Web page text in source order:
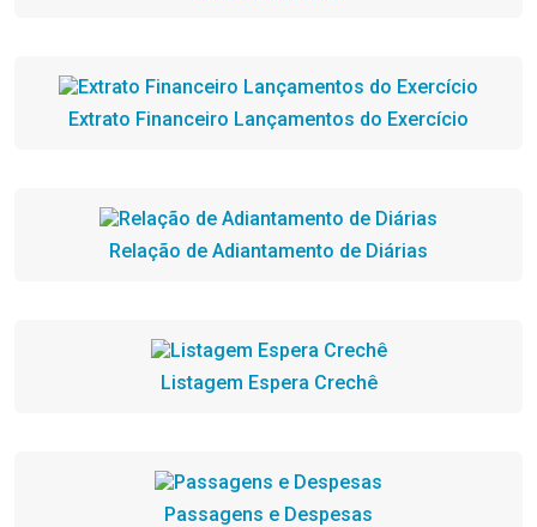
Extrato Financeiro Lançamentos do Exercício
Relação de Adiantamento de Diárias
Listagem Espera Crechê
Passagens e Despesas